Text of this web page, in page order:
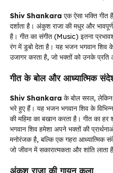
Shiv Shankara एक ऐसा भक्ति गीत
दर्शाता है। अंकुश राजा की मधुर और
है। गीत का संगीत (Music) इतना
रंग में डुबो देता है। यह भजन भगवान शिव
उजागर करता है, जो भक्तों को उनके प्रति
गीत के बोल और आध्यात्मिक
Shiv Shankara के बोल सरल, लेकिन
भरे हुए हैं। यह भजन भगवान शिव के
की महिमा का बखान करता है। गीत का हर
भगवान शिव हमेशा अपने भक्तों की
मनोरंजक है, बल्कि एक गहरा
जो जीवन में सकारात्मकता और शांति लाता